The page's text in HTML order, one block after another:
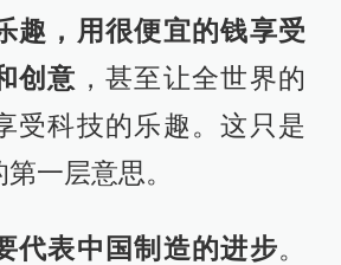
趣，用很便宜的钱享受
创意 ，甚至让全世界的
受科技的乐趣。这只是
一层意思。
代表中国制造的进步。